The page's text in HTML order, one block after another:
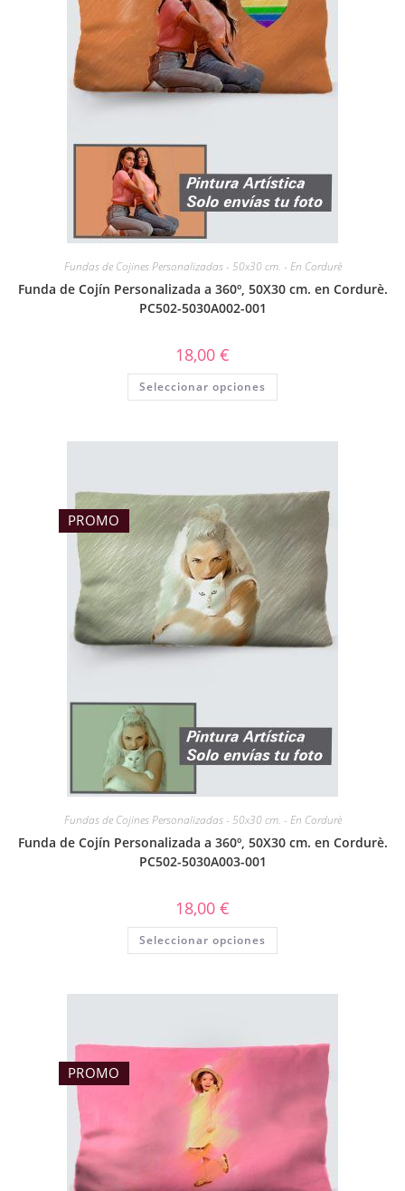
Fundas de Cojines Personalizadas - 50x30 cm. - En Cordurè
Funda de Cojín Personalizada a 360º, 50X30 cm. en Cordurè.
PC502-5030A002-001
18,00 €
Seleccionar opciones
PROMO
Fundas de Cojines Personalizadas - 50x30 cm. - En Cordurè
Funda de Cojín Personalizada a 360º, 50X30 cm. en Cordurè.
PC502-5030A003-001
18,00 €
Seleccionar opciones
PROMO